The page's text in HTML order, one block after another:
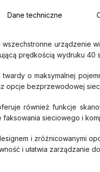
Dane techniczne
wszechstronne urządzenie
prędkością wydruku 40
o maksymalnej
opcje bezprzewodowej
również funkcje
sieciowego i
i zróżnicowanymi
i ułatwia zarządzanie